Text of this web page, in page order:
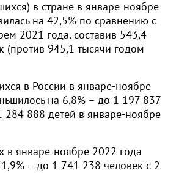
в стране в январе-ноябре
на 42,5% по сравнению с
2021 года, составив 543,4
(против 945,1 тысячи годом
в России в январе-ноябре
на 6,8% – до 1 197 837
284 888 детей в январе-ноябре
в январе-ноябре 2022 года
– до 1 741 238 человек с 2